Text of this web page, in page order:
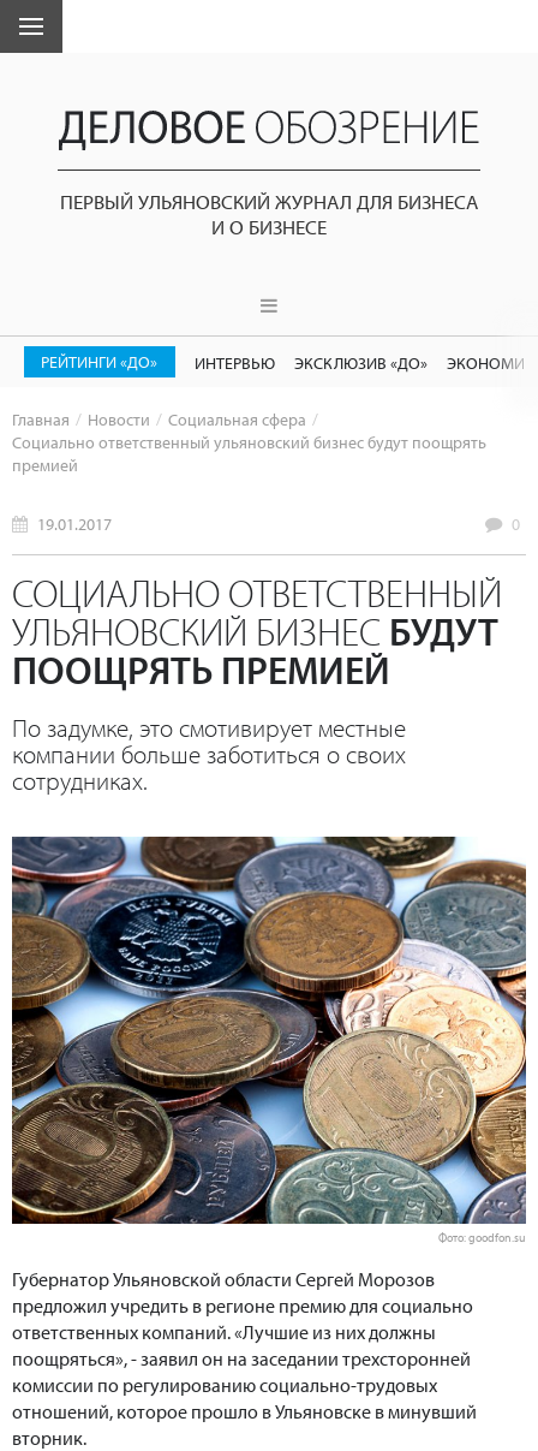
ПЕРВЫЙ УЛЬЯНОВСКИЙ ЖУРНАЛ ДЛЯ БИЗНЕСА
И О БИЗНЕСЕ
РЕЙТИНГИ «ДО» ИНТЕРВЬЮ ЭКСКЛЮЗИВ «ДО»
Главная Новости
Социальная сфера
Социально ответственный ульяновский бизнес будут поощрять
премией
19.01.2017 0
СОЦИАЛЬНО ОТВЕТСТВЕННЫЙ
УЛЬЯНОВСКИЙ БИЗНЕС БУДУТ
ПООЩРЯТЬ ПРЕМИЕЙ
По задумке, это смотивирует местные
компании больше заботиться о своих
сотрудниках.
Фото: goodfon.su
Губернатор Ульяновской области Сергей Морозов
предложил учредить в регионе премию для социально
ответственных компаний. «Лучшие из них должны
поощряться», - заявил он на заседании трехсторонней
комиссии по регулированию социально-трудовых
отношений, которое прошло в Ульяновске в минувший
вторник.